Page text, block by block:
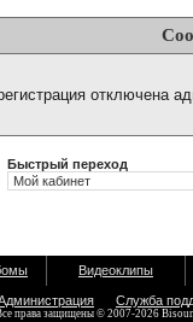
отключена
Быстрый переход
Видеоклипы
Служба
права защищены © 2007-2026